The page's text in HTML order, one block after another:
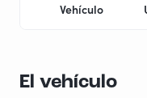
Vehículo
El vehículo